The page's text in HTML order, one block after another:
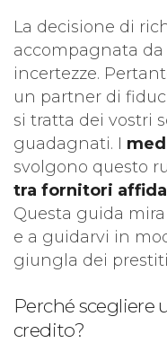
La decisione di
accompagnata
incertezze.
un partner di
si tratta dei vostri
guadagnati. I
svolgono questo
tra fornitori
Questa guida
e a guidarvi in
giungla dei
Perché
credito?